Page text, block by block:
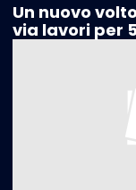
Un nuovo
via lavori per